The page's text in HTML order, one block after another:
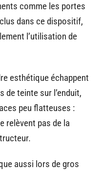
comme les portes
dans ce dispositif,
l’utilisation de
esthétique échappent
teinte sur l’enduit,
peu flatteuses :
relèvent pas de la
aussi lors de gros